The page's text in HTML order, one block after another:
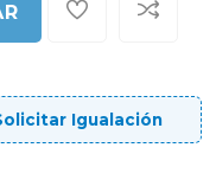
Igualación